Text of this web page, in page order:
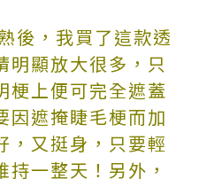
後，我買了這款透
明顯放大很多，只
梗上便可完全遮蓋
因遮掩睫毛梗而加
，又挺身，只要輕
一整天！另外，